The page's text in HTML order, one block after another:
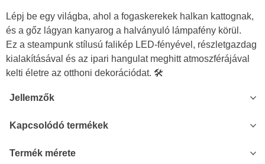
Lépj be egy világba, ahol a fogaskerekek halkan kattognak,
és a gőz lágyan kanyarog a halványuló lámpafény körül.
Ez a steampunk stílusú falikép LED-fényével, részletgazdag
kialakításával és az ipari hangulat meghitt atmoszférájával
kelti életre az otthoni dekorációdat. 🛠️
Jellemzők
Kapcsolódó termékek
Termék mérete